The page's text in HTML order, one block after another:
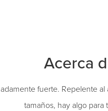
Acerca
fuerte. Repelente
tamaños, hay algo para